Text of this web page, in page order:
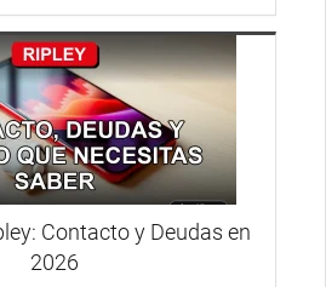
Contacto y Deudas en
2026